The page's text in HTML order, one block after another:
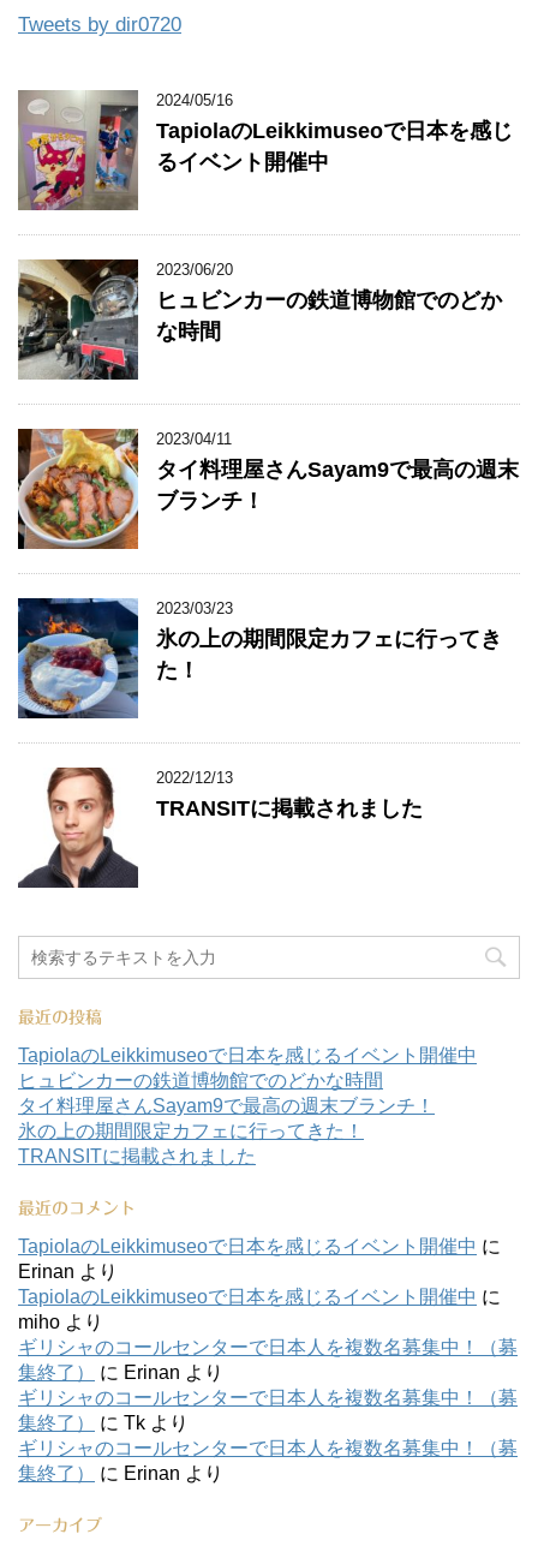
Tweets by dir0720
2024/05/16
TapiolaのLeikkimuseoで日本を感じ
るイベント開催中
2023/06/20
ヒュビンカーの鉄道博物館でのどか
な時間
2023/04/11
タイ料理屋さんSayam9で最高の週末
ブランチ！
2023/03/23
氷の上の期間限定カフェに行ってき
た！
2022/12/13
TRANSITに掲載されました
最近の投稿
TapiolaのLeikkimuseoで日本を感じるイベント開催中
ヒュビンカーの鉄道博物館でのどかな時間
タイ料理屋さんSayam9で最高の週末ブランチ！
氷の上の期間限定カフェに行ってきた！
TRANSITに掲載されました
最近のコメント
TapiolaのLeikkimuseoで日本を感じるイベント開催中 に
Erinan より
TapiolaのLeikkimuseoで日本を感じるイベント開催中 に
miho より
ギリシャのコールセンターで日本人を複数名募集中！（募
集終了）
に Erinan より
ギリシャのコールセンターで日本人を複数名募集中！（募
集終了）
に Tk より
ギリシャのコールセンターで日本人を複数名募集中！（募
集終了）
に Erinan より
アーカイブ